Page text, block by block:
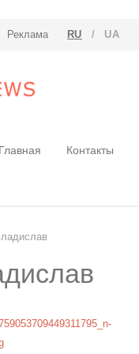
Реклама RU / UA
Главная Контакты